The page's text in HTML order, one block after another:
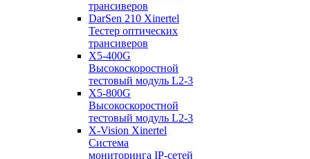
трансиверов
DarSen 210 Xinertel
Тестер оптических
трансиверов
X5-400G
Высокоскоростной
тестовый модуль L2-3
X5-800G
Высокоскоростной
тестовый модуль L2-3
X-Vision Xinertel
Система
мониторинга IP-сетей